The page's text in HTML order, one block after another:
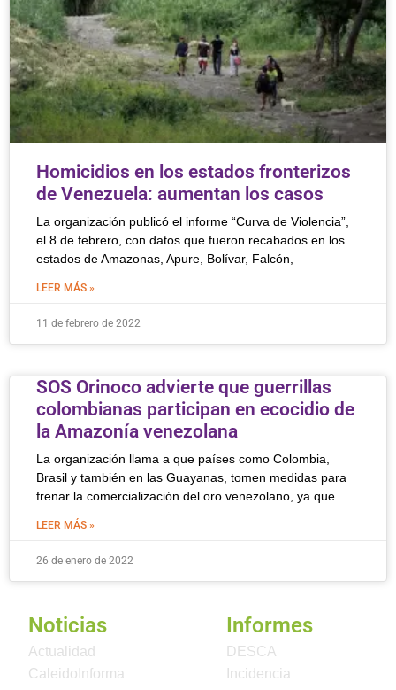
Homicidios en los estados fronterizos
de Venezuela: aumentan los casos
La organización publicó el informe “Curva de Violencia”,
el 8 de febrero, con datos que fueron recabados en los
estados de Amazonas, Apure, Bolívar, Falcón,
LEER MÁS »
11 de febrero de 2022
SOS Orinoco advierte que guerrillas
colombianas participan en ecocidio de
la Amazonía venezolana
La organización llama a que países como Colombia,
Brasil y también en las Guayanas, tomen medidas para
frenar la comercialización del oro venezolano, ya que
LEER MÁS »
26 de enero de 2022
Noticias
Actualidad
CaleidoInforma
Informes
DESCA
Incidencia